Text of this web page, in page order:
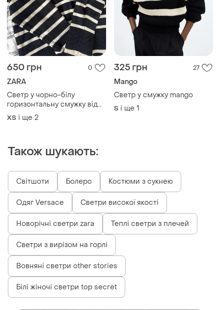
650 грн 0
ZARA
Светр у чорно-білу
горизонтальну смужку від
бренду zara.
ХS і ще 2
325 грн 27
Mango
Светр у смужку mango
S і ще 1
Також шукають:
Світшоти Болеро Костюми з сукнею
Одяг Versace Светри високої якості
Новорічні светри zara Теплі светри з плечей
Светри з вирізом на горлі
Вовняні светри other stories
Білі жіночі светри top secret